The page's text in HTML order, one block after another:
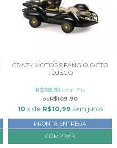
CRAZY MOTORS FANGIO OCTO
- DJECO
R$109,90
R$98,91 com Pix
10 x de R$10,99 sem juros
PRONTA ENTREGA